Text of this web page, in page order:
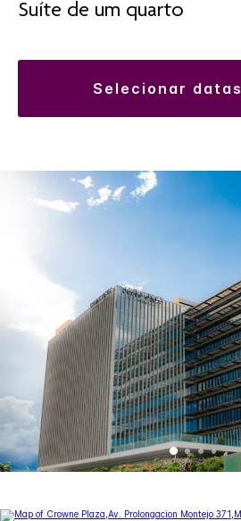
Suíte de um quarto
selecionar datas